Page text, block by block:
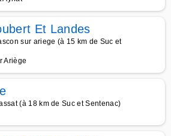
Et Landes
sur ariege (à 15 km de Suc et
Ariège
(à 18 km de Suc et Sentenac)